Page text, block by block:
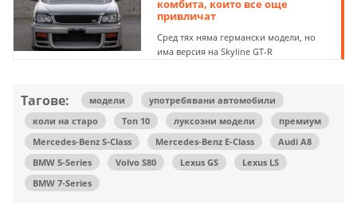
комбита, които все още
привличат
Сред тях няма германски модели, но
има версия на Skyline GT-R
Тагове: модели
употребявани автомобили
коли на старо
Топ 10 луксозни модели
премиум
Mercedes-Benz S-Class
Mercedes-Benz E-Class
Audi A8
BMW 5-Series
Volvo S80 Lexus GS
Lexus LS
BMW 7-Series